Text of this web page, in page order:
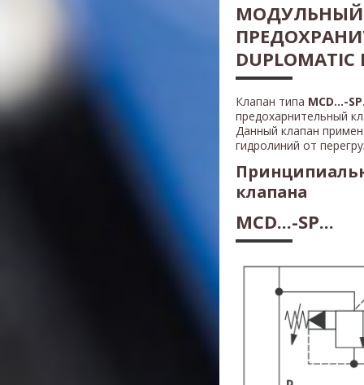
МОДУЛЬНЫЙ
DUPLOMATIC
Клапан типа MCD...-
предохарнительный
Данный клапан
гидролиний от
клапана
MCD...-SP...